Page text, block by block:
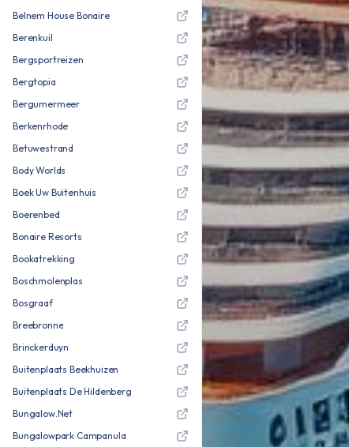
Belnem House Bonaire
Berenkuil
Bergsportreizen
Bergtopia
Bergumermeer
Berkenrhode
Betuwestrand
Body Worlds
Boek Uw Buitenhuis
Boerenbed
Bonaire Resorts
Bookatrekking
Boschmolenplas
Bosgraaf
Breebronne
Brinckerduyn
Buitenplaats Beekhuizen
Buitenplaats De Hildenberg
Bungalow.Net
Bungalowpark Campanula